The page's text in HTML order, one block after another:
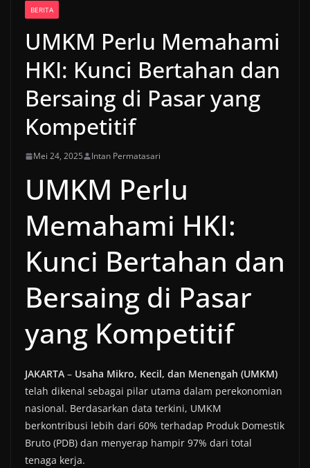
BERITA
UMKM Perlu Memahami
HKI: Kunci Bertahan dan
Bersaing di Pasar yang
Kompetitif
Mei 24, 2025 Intan Permatasari
UMKM Perlu
Memahami HKI:
Kunci Bertahan dan
Bersaing di Pasar
yang Kompetitif
JAKARTA – Usaha Mikro, Kecil, dan Menengah (UMKM)
telah dikenal sebagai pilar utama dalam perekonomian
nasional. Berdasarkan data terkini, UMKM
berkontribusi lebih dari 60% terhadap Produk Domestik
Bruto (PDB) dan menyerap hampir 97% dari total
tenaga kerja.